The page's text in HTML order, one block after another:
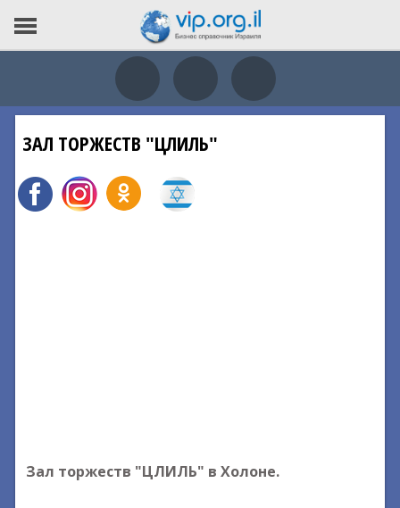
ЗАЛ ТОРЖЕСТВ "ЦЛИЛЬ"
Зал торжеств "ЦЛИЛЬ" в Холоне.